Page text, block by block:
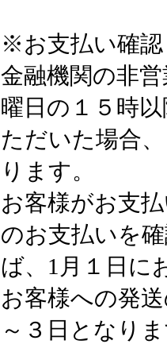
※お支払い確
金融機関の非
曜日の１５時
ただいた場合
ります。
お客様がお支
のお支払いを
ば、1月１日に
お客様への発
～３日となり